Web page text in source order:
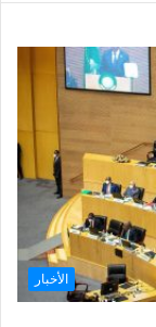
الأخبار